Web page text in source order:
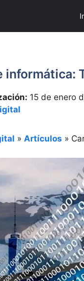
informática:
15 de enero
» Artículos »